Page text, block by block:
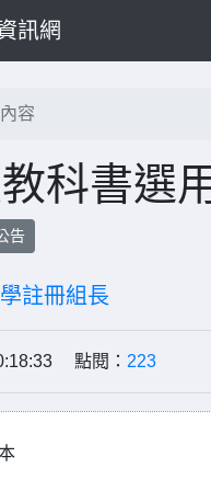
訊網
容
科書選
告
註冊組長
點閱： 223